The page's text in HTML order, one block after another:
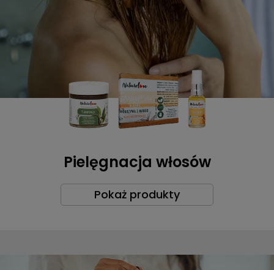
Pielęgnacja włosów
Pokaż produkty